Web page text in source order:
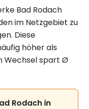
Bad Rodach
im Netzgebiet zu
Diese
höher als
Wechsel spart Ø
Rodach in